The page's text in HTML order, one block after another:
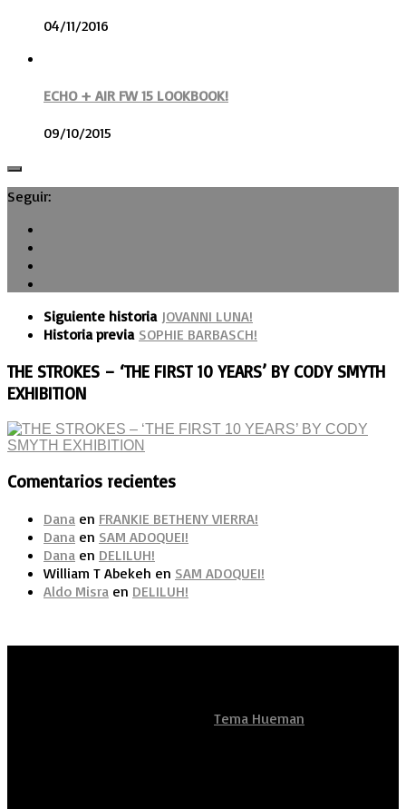
04/11/2016
ECHO + AIR FW 15 LOOKBOOK!
09/10/2015
Seguir:
Siguiente historia JOVANNI LUNA!
Historia previa SOPHIE BARBASCH!
THE STROKES – ‘THE FIRST 10 YEARS’ BY CODY SMYTH
EXHIBITION
Comentarios recientes
Dana en FRANKIE BETHENY VIERRA!
Dana en SAM ADOQUEI!
Dana en DELILUH!
William T Abekeh en SAM ADOQUEI!
Aldo Misra en DELILUH!
Tema Hueman